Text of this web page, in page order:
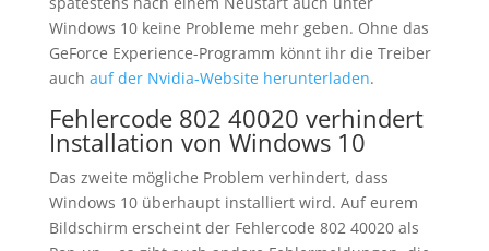
Windows 10 keine Probleme mehr geben. Ohne das
GeForce Experience-Programm könnt ihr die Treiber
auch auf der Nvidia-Website herunterladen.
Fehlercode 802 40020 verhindert
Installation von Windows 10
Das zweite mögliche Problem verhindert, dass
Windows 10 überhaupt installiert wird. Auf eurem
Bildschirm erscheint der Fehlercode 802 40020 als